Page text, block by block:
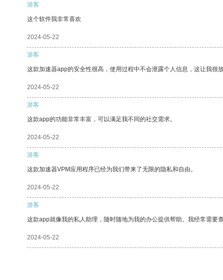
游客
这个软件我非常喜欢
2024-05-22
游客
这款加速器app的安全性很高，使用过程中不会泄露个人信息，这让我很
2024-05-22
游客
这款app的功能非常丰富，可以满足我不同的社交需求。
2024-05-22
游客
这款加速器VPM应用程序已经为我们带来了无限的隐私和自由。
2024-05-22
游客
这款app就像我的私人助理，随时随地为我的办公提供帮助。我经常需要
2024-05-22